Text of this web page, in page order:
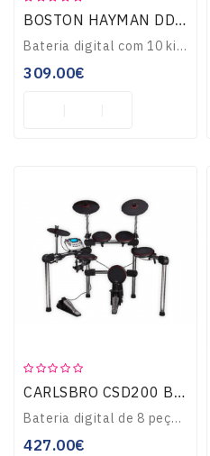
BOSTON HAYMAN DD105 BATERIA DIGITAL
Bateria digital com 10 kits de sons, display led, USB, altura do rack ajustável, o que a torna versatil para todas as idades...
309.00€
CARLSBRO CSD200 BATERIA DIGITAL
Bateria digital de 8 peças, com 26 kits de bateria + 15 de utilizador, 458 sons, equalizador 3 bandas, efeitos, pads Real Feel, pads de tarola e pratos com duas..
427.00€